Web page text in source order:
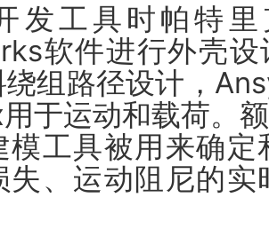
发工具时帕特
软件进行外壳
组路径设计，
于运动和载荷。
模工具被用来确
失、运动阻尼的